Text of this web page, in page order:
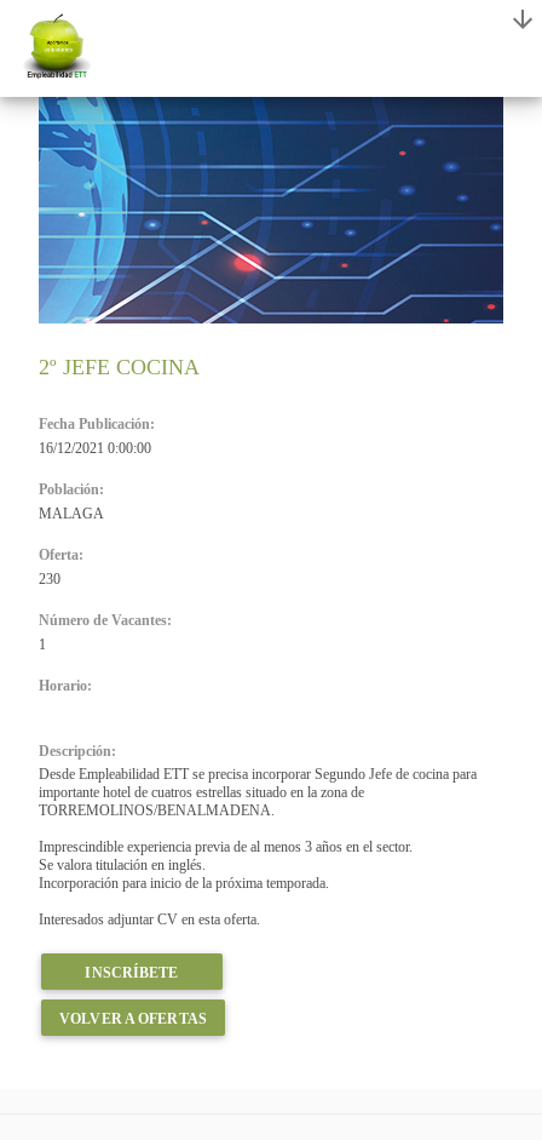
2º JEFE COCINA
Fecha Publicación:
16/12/2021 0:00:00
Población:
MALAGA
Oferta:
230
Número de Vacantes:
1
Horario:
Descripción:
Desde Empleabilidad ETT se precisa incorporar Segundo Jefe de cocina para
importante hotel de cuatros estrellas situado en la zona de
TORREMOLINOS/BENALMADENA.
Imprescindible experiencia previa de al menos 3 años en el sector.
Se valora titulación en inglés.
Incorporación para inicio de la próxima temporada.
Interesados adjuntar CV en esta oferta.
INSCRÍBETE
VOLVER A OFERTAS